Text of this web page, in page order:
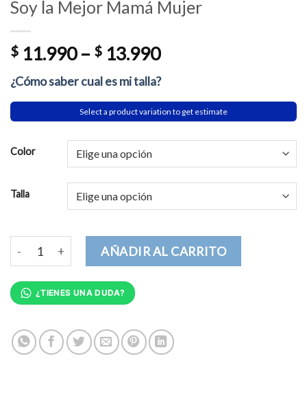
Soy la Mejor Mamá Mujer
$ 11.990– $ 13.990
¿Cómo saber cual es mi talla?
Select a product variation to get estimate
Color
Talla
Soy la Mejor Mamá Mujer cantidad
AÑADIR AL CARRITO
¿TIENES UNA DUDA?